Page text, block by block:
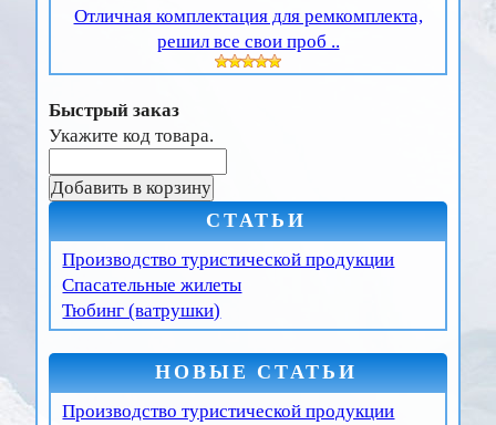
Отличная комплектация для ремкомплекта,
решил все свои проб ..
Быстрый заказ
Укажите код товара.
СТАТЬИ
Производство туристической продукции
Спасательные жилеты
Тюбинг (ватрушки)
НОВЫЕ СТАТЬИ
Производство туристической продукции